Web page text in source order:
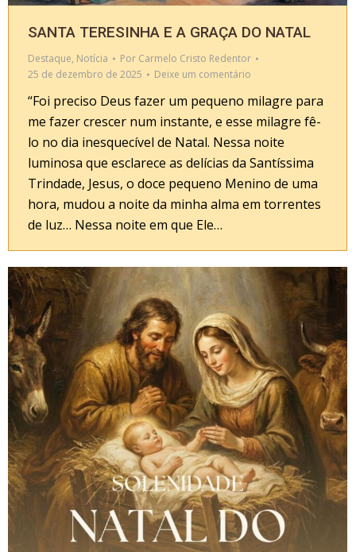
SANTA TERESINHA E A GRAÇA DO NATAL
Destaque, Notícia Por Carmelo Cristo Redentor
25 de dezembro de 2025
Deixe um comentário
“Foi preciso Deus fazer um pequeno milagre para
me fazer crescer num instante, e esse milagre fê-
lo no dia inesquecível de Natal. Nessa noite
luminosa que esclarece as delícias da Santíssima
Trindade, Jesus, o doce pequeno Menino de uma
hora, mudou a noite da minha alma em torrentes
de luz… Nessa noite em que Ele…